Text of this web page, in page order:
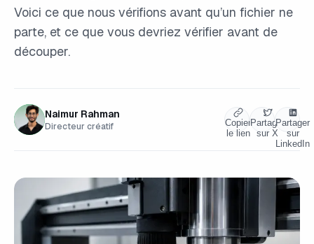
Voici ce que nous vérifions avant qu’un fichier ne
parte, et ce que vous devriez vérifier avant de
découper.
Naimur Rahman
Directeur créatif
Copier
le lien
Partager
sur X
Partager
sur
LinkedIn